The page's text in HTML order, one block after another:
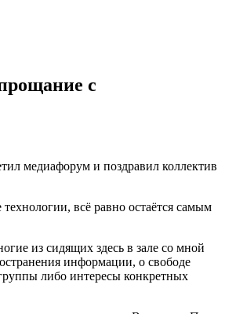
с
медиафорум и поздравил коллектив
всё равно остаётся самым
из сидящих здесь в зале со мной
информации, о свободе
либо интересы конкретных